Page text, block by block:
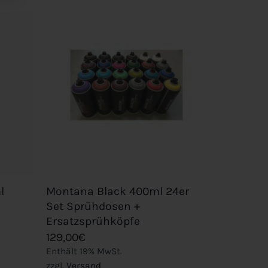
Montana Black 400ml 24er
Set Sprühdosen +
Ersatzsprühköpfe
129,00€
Enthält 19% MwSt.
zzgl. Versand